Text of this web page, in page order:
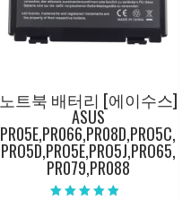
노트북 배터리 [에이수스]
ASUS
PR05E,PR066,PR08D,PRO5C,
PRO5D,PRO5E,PRO5J,PRO65,
PR079,PR088